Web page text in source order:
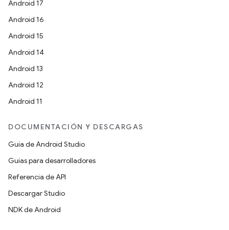
Android 17
Android 16
Android 15
Android 14
Android 13
Android 12
Android 11
DOCUMENTACIÓN Y DESCARGAS
Guía de Android Studio
Guías para desarrolladores
Referencia de API
Descargar Studio
NDK de Android